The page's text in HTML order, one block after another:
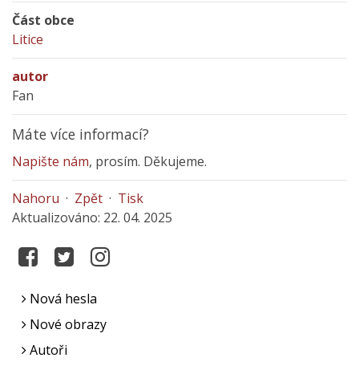
Část obce
Litice
autor
Fan
Máte více informací?
Napište nám, prosím. Děkujeme.
Nahoru · Zpět · Tisk
Aktualizováno: 22. 04. 2025
Nová hesla
Nové obrazy
Autoři